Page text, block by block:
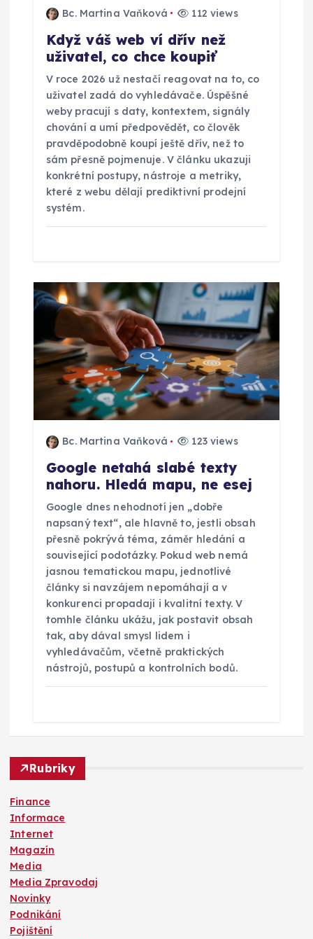
k
Bc. Martina Vaňková 112 views
Když váš web ví dřív než
uživatel, co chce koupiť
V roce 2026 už nestačí reagovat na to, co
uživatel zadá do vyhledávače. Úspěšné
weby pracují s daty, kontextem, signály
chování a umí předpovědět, co člověk
pravděpodobně koupí ještě dřív, než to
sám přesně pojmenuje. V článku ukazuji
konkrétní postupy, nástroje a metriky,
které z webu dělají prediktivní prodejní
systém.
Bc. Martina Vaňková 123 views
Google netahá slabé texty
nahoru. Hledá mapu, ne esej
Google dnes nehodnotí jen „dobře
napsaný text“, ale hlavně to, jestli obsah
přesně pokrývá téma, záměr hledání a
související podotázky. Pokud web nemá
jasnou tematickou mapu, jednotlivé
články si navzájem nepomáhají a v
konkurenci propadají i kvalitní texty. V
tomhle článku ukážu, jak postavit obsah
tak, aby dával smysl lidem i
vyhledávačům, včetně praktických
nástrojů, postupů a kontrolních bodů.
Rubriky
Finance
Informace
Internet
Magazín
Media
Media Zpravodaj
Novinky
Podnikání
Pojištění